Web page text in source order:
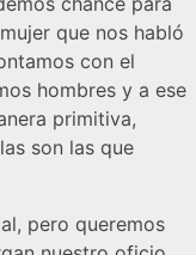
que nos habló
con el
hombres y a ese
primitiva,
son las que
pero queremos